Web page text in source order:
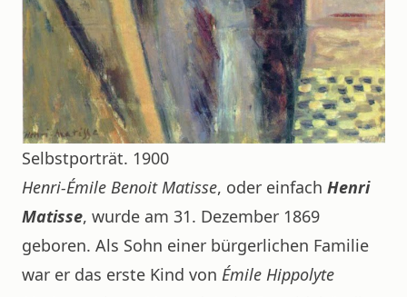
Selbstporträt. 1900
Henri-Émile Benoit Matisse, oder einfach Henri
Matisse, wurde am 31. Dezember 1869
geboren. Als Sohn einer bürgerlichen Familie
war er das erste Kind von Émile Hippolyte